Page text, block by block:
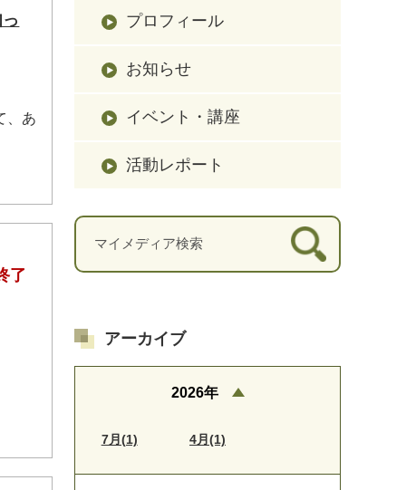
、あ
了
プロフィール
お知らせ
イベント・講座
活動レポート
アーカイブ
2026年
7月(1) 4月(1)